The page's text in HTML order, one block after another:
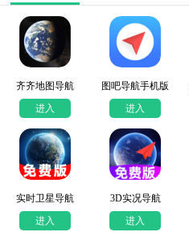
齐齐地图导航
进入
图吧导航手机版
进入
实时卫星导航
进入
3D实况导航
进入